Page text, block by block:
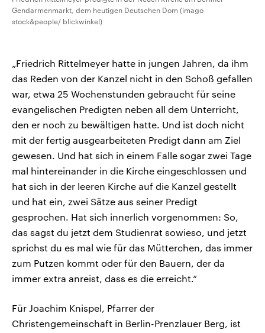
Gendarmenmarkt, dem heutigen Deutschen Dom (imago
stock&people/ blickwinkel)
„Friedrich Rittelmeyer hatte in jungen Jahren, da ihm
das Reden von der Kanzel nicht in den Schoß gefallen
war, etwa 25 Wochenstunden gebraucht für seine
evangelischen Predigten neben all dem Unterricht,
den er noch zu bewältigen hatte. Und ist doch nicht
mit der fertig ausgearbeiteten Predigt dann am Ziel
gewesen. Und hat sich in einem Falle sogar zwei Tage
mal hintereinander in die Kirche eingeschlossen und
hat sich in der leeren Kirche auf die Kanzel gestellt
und hat ein, zwei Sätze aus seiner Predigt
gesprochen. Hat sich innerlich vorgenommen: So,
das sagst du jetzt dem Studienrat sowieso, und jetzt
sprichst du es mal wie für das Mütterchen, das immer
zum Putzen kommt oder für den Bauern, der da
immer extra anreist, dass es die erreicht.“
Für Joachim Knispel, Pfarrer der
Christengemeinschaft in Berlin-Prenzlauer Berg, ist